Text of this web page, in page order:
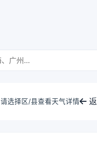
请选择区/县查看天气详情